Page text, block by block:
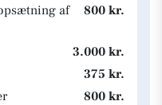
af
800 kr.
3.000 kr.
375 kr.
800 kr.